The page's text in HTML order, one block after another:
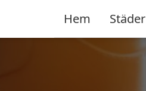
Hem Städer